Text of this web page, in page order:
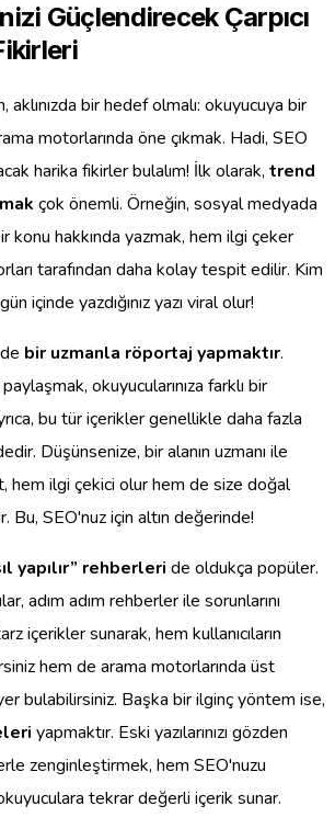
Güçlendirecek Çarpıcı
aklınızda bir hedef olmalı: okuyucuya bir
motorlarında öne çıkmak. Hadi, SEO
harika fikirler bulalım! İlk olarak, trend
çok önemli. Örneğin, sosyal medyada
konu hakkında yazmak, hem ilgi çeker
tarafından daha kolay tespit edilir. Kim
içinde yazdığınız yazı viral olur!
bir uzmanla röportaj yapmaktır.
okuyucularınıza farklı bir
bu tür içerikler genellikle daha fazla
Düşünsenize, bir alanın uzmanı ile
hem ilgi çekici olur hem de size doğal
Bu, SEO'nuz için altın değerinde!
yapılır” rehberleri de oldukça popüler.
adım adım rehberler ile sorunlarını
içerikler sunarak, hem kullanıcıların
hem de arama motorlarında üst
bulabilirsiniz. Başka bir ilginç yöntem ise,
yapmaktır. Eski yazılarınızı gözden
zenginleştirmek, hem SEO'nuzu
tekrar değerli içerik sunar.